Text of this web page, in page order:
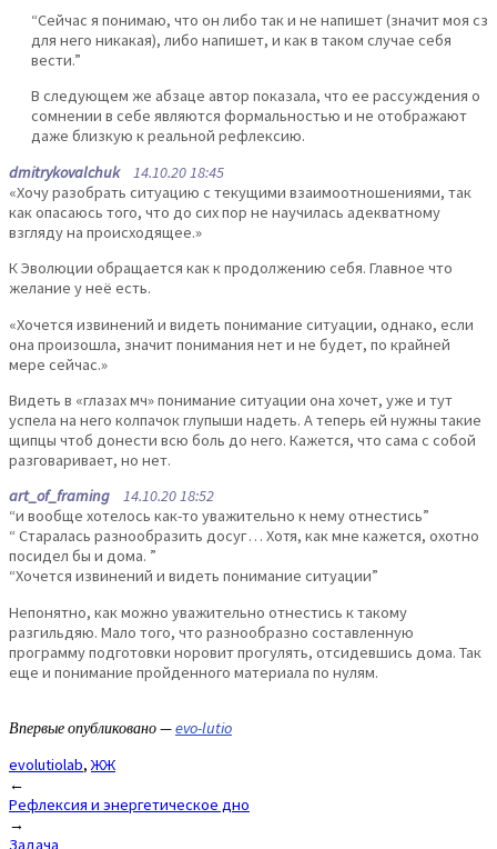
“Сейчас я понимаю, что он либо так и не напишет (значит моя сз
для него никакая), либо напишет, и как в таком случае себя
вести.”
В следующем же абзаце автор показала, что ее рассуждения о
сомнении в себе являются формальностью и не отображают
даже близкую к реальной рефлексию.
dmitrykovalchuk14.10.20 18:45
«Хочу разобрать ситуацию с текущими взаимоотношениями, так
как опасаюсь того, что до сих пор не научилась адекватному
взгляду на происходящее.»
К Эволюции обращается как к продолжению себя. Главное что
желание у неё есть.
«Хочется извинений и видеть понимание ситуации, однако, если
она произошла, значит понимания нет и не будет, по крайней
мере сейчас.»
Видеть в «глазах мч» понимание ситуации она хочет, уже и тут
успела на него колпачок глупыши надеть. А теперь ей нужны такие
щипцы чтоб донести всю боль до него. Кажется, что сама с собой
разговаривает, но нет.
art_of_framing 14.10.20 18:52
“и вообще хотелось как-то уважительно к нему отнестись”
“ Старалась разнообразить досуг… Хотя, как мне кажется, охотно
посидел бы и дома. ”
“Хочется извинений и видеть понимание ситуации”
Непонятно, как можно уважительно отнестись к такому
разгильдяю. Мало того, что разнообразно составленную
программу подготовки норовит прогулять, отсидевшись дома. Так
еще и понимание пройденного материала по нулям.
Впервые опубликовано —evo-lutio
evolutiolab,ЖЖ
Post
navigation
←
Рефлексия и энергетическое дно
→
Задача